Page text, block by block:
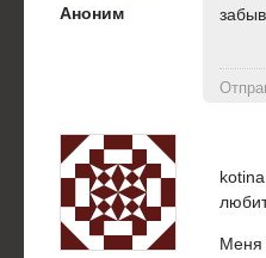
Аноним
Меня